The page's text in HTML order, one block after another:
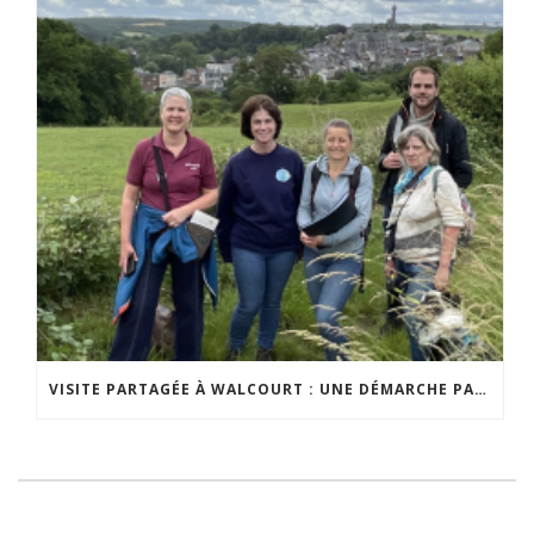
VISITE PARTAGÉE À WALCOURT : UNE DÉMARCHE PARTICIPATIVE ANIMÉE PAR ESPACE ENVIRONNEMENT